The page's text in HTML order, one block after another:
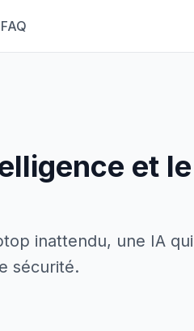
FAQ
et le
inattendu, une IA qui
sécurité.